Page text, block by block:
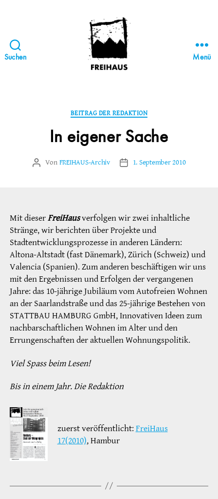
Suchen
STATTBAU
HAMBURG
Menü
Kategorien
BEITRAG DER REDAKTION
In eigener Sache
Beitragsautor
Von FREIHAUS-Archiv Veröffentlichungsdatum
1. September 2010
Mit dieserFreiHausverfolgen wir zwei inhaltliche
Stränge, wir berichten über Projekte und
Stadtentwicklungsprozesse in anderen Ländern:
Altona-Altstadt (fast Dänemark), Zürich (Schweiz) und
Valencia (Spanien). Zum anderen beschäftigen wir uns
mit den Ergebnissen und Erfolgen der vergangenen
Jahre: das 10-jährige Jubiläum vom Autofreien Wohnen
an der Saarlandstraße und das 25-jährige Bestehen von
STATTBAU HAMBURG GmbH, Innovativen Ideen zum
nachbarschaftlichen Wohnen im Alter und den
Errungenschaften der aktuellen Wohnungspolitik.
Viel Spass beim Lesen!
Bis in einem Jahr. Die Redaktion
zuerst veröffentlicht:FreiHaus
17(2010), Hambur